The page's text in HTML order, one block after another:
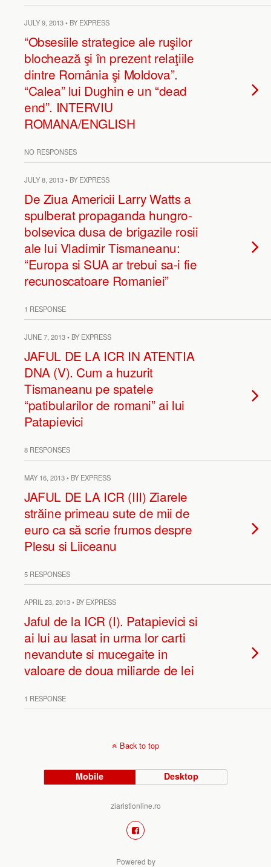
JULY 9, 2013 • BY EXPRESS
“Obsesiile strategice ale ruşilor
blochează şi în prezent relaţiile
dintre România şi Moldova”.
“Calea” lui Dughin e un “dead
end”. INTERVIU
ROMANA/ENGLISH
NO RESPONSES
JULY 8, 2013 • BY EXPRESS
De Ziua Americii Larry Watts a
spulberat propaganda hungro-
bolsevica dusa de brigazile rosii
ale lui Vladimir Tismaneanu:
“Europa si SUA ar trebui sa-i fie
recunoscatoare Romaniei”
1 RESPONSE
JUNE 7, 2013 • BY EXPRESS
JAFUL DE LA ICR IN ATENTIA
DNA (V). Cum a huzurit
Tismaneanu pe spatele
“patibularilor de romani” ai lui
Patapievici
8 RESPONSES
MAY 16, 2013 • BY EXPRESS
JAFUL DE LA ICR (III) Ziarele
străine primeau sute de mii de
euro ca să scrie frumos despre
Plesu si Liiceanu
5 RESPONSES
APRIL 23, 2013 • BY EXPRESS
Jaful de la ICR (I). Patapievici si
ai lui au lasat in urma lor carti
nevandute si mucegaite in
valoare de doua miliarde de lei
1 RESPONSE
Back to top
Mobile Desktop
ziaristionline.ro
Powered by